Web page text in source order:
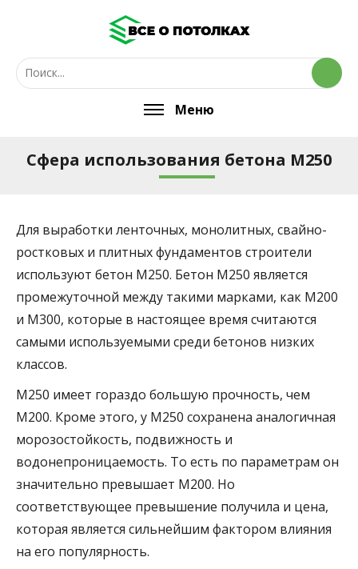
Меню
Сфера использования бетона М250
Для выработки ленточных, монолитных, свайно-
ростковых и плитных фундаментов строители
используют бетон М250. Бетон М250 является
промежуточной между такими марками, как М200
и М300, которые в настоящее время считаются
самыми используемыми среди бетонов низких
классов.
М250 имеет гораздо большую прочность, чем
М200. Кроме этого, у М250 сохранена аналогичная
морозостойкость, подвижность и
водонепроницаемость. То есть по параметрам он
значительно превышает М200. Но
соответствующее превышение получила и цена,
которая является сильнейшим фактором влияния
на его популярность.